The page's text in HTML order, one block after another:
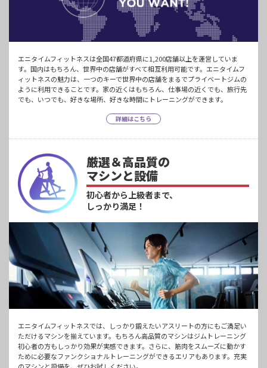
エニタイムフィットネスは全国47都道府県に1,200店舗以上を運営していま
す。国内はもちろん、世界中の店舗がすべて相互利用可能です。エニタイムフ
ィットネスの魅力は、一つのキーで世界中の店舗をまるでプライベートジムの
ように利用できることです。家の近くはもちろん、仕事場の近くでも、旅行先
でも、いつでも、好きな場所、好きな時間にトレーニングができます。
詳細はこちら
厳選＆高品質の
マシンと設備
初心者から上級者まで、
しっかり満足！
エニタイムフィットネスでは、しっかり鍛えたいアスリートの方にもご満足い
ただけるマシンを揃えています。もちろん高品質のマシンはジムトレーニング
初心者の方もしっかり効果が実感できます。さらに、筋肉をスムーズに動かす
ために必要なファンクショナルトレーニングができるエリアもあります。充実
のマシンと設備を、ぜひお試しください。